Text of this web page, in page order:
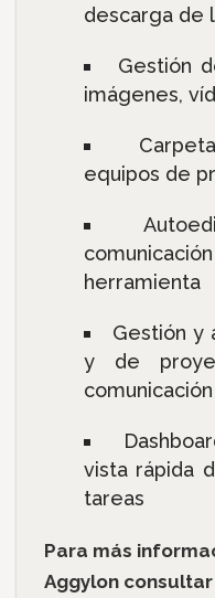
descarga de
Gestión
imágenes,
equipos de
herramienta
Gestión y
y de
comunicación
vista rápida
tareas
Para más
Aggylon